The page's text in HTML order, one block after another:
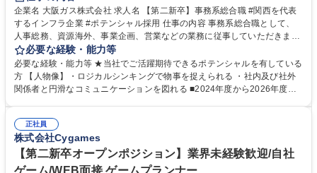
企業名 大阪ガス株式会社 求人名 【第二新卒】事務系総合職 #関西を代表
するインフラ企業 #ポテンシャル採用 仕事の内容 事務系総合職として、
人事総務、資源海外、事業企画、営業などの業務に従事していただきま
す。 【業務内容の一例】■所属事業部の勤労業務 ■海外に関係する各種業
務 ■営業部門の企画スタッフ、ルート営業 【キャリアパス】入社後の配属
ポジションで一定期間ご活躍頂いた後、本人の適性及び将来のキャリアを
鑑みてジョブローテーションを行います。 【育成】OJTでの現場育成や研
表するインフラ企業 #ポテンシャル採用
必要な経験・能力等
必要な経験・能力等 ★当社でご活躍期待できるポテンシャルを有している
方 【人物像】・ロジカルシンキングで物事を捉えられる ・社内及び社外
関係者と円滑なコミュニケーションを図れる ■2024年度から2026年度ま
72.html ■エネルギーセキュリティの不安定化や気候変動による自然災害の
甚大化など、これまで以上に社会課題解決の重要性が高まっています。
「未来の日常」の創造に向けて持続可能な社会の実現に貢献してまいりま
す。 学歴・資格 学歴：大学院 大学 語学力： 資格：
正社員
株式会社Cygames
【第二新卒オープンポジション】業界未経験歓迎/自社
ゲーム/WEB面接 ゲームプランナー